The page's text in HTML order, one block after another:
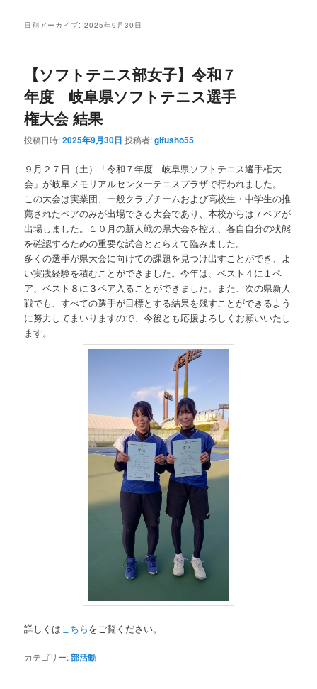
ン
ン
ツ
へ
移
動
テ
ツ
へ
移
動
日別アーカイブ:2025年9月30日
【ソフトテニス部女子】令和７
年度 岐阜県ソフトテニス選手
権大会 結果
投稿日時:2025年9月30日 投稿者:gifusho55
９月２７日（土）「令和７年度 岐阜県ソフトテニス選手権大
会」が岐阜メモリアルセンターテニスプラザで行われました。
この大会は実業団、一般クラブチームおよび高校生・中学生の推
薦されたペアのみが出場できる大会であり、本校からは７ペアが
出場しました。１０月の新人戦の県大会を控え、各自自分の状態
を確認するための重要な試合ととらえて臨みました。
多くの選手が県大会に向けての課題を見つけ出すことができ、よ
い実践経験を積むことができました。今年は、ベスト４に１ペ
ア、ベスト８に３ペア入ることができました。また、次の県新人
戦でも、すべての選手が目標とする結果を残すことができるよう
に努力してまいりますので、今後とも応援よろしくお願いいたし
ます。
詳しくはこちらをご覧ください。
カテゴリー:部活動